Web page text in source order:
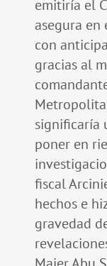
emitiría el
asegura en
con
gracias al
significaría
poner en
fiscal
hechos e
gravedad